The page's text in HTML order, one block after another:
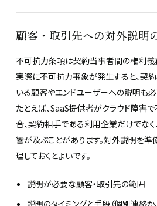
顧客・取引先への対外説明
不可抗力条項は契約当事者間の権利義
実際に不可抗力事象が発生すると、契
いる顧客やエンドユーザーへの説明も必
たとえば、SaaS提供者がクラウド障害
合、契約相手である利用企業だけでな
響が及ぶことがあります。対外説明を準
理しておくとよいです。
説明が必要な顧客・取引先の範囲
説明のタイミングと手段（個別連絡か